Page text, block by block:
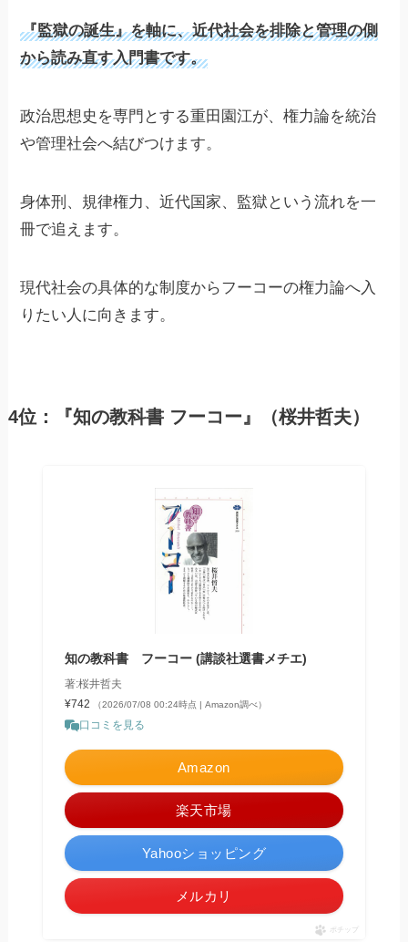
『監獄の誕生』を軸に、近代社会を排除と管理の側
から読み直す入門書です。
政治思想史を専門とする重田園江が、権力論を統治
や管理社会へ結びつけます。
身体刑、規律権力、近代国家、監獄という流れを一
冊で追えます。
現代社会の具体的な制度からフーコーの権力論へ入
りたい人に向きます。
4位：『知の教科書 フーコー』（桜井哲夫）
知の教科書 フーコー (講談社選書メチエ)
著:桜井哲夫
¥742
（2026/07/08 00:24時点 | Amazon調べ）
口コミを見る
Amazon
楽天市場
Yahooショッピング
メルカリ
ポチップ